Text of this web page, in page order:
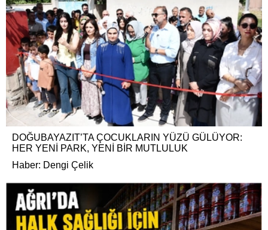
DOĞUBAYAZIT’TA ÇOCUKLARIN YÜZÜ GÜLÜYOR:
HER YENİ PARK, YENİ BİR MUTLULUK
Haber: Dengi Çelik